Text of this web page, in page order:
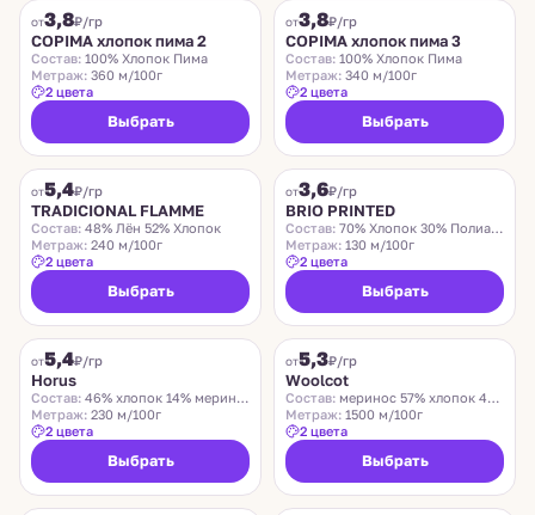
от3,8₽/гр
COPIMA хлопок пима 2
Состав: 100% Хлопок Пима
Метраж: 360 м/100г
2 цвета
Выбрать
от3,8₽/гр
COPIMA хлопок пима 3
Состав: 100% Хлопок Пима
Метраж: 340 м/100г
2 цвета
Выбрать
от5,4₽/гр
TRADICIONAL FLAMME
Состав: 48% Лён 52% Хлопок
Метраж: 240 м/100г
2 цвета
Выбрать
от3,6₽/гр
BRIO PRINTED
Состав: 70% Хлопок 30% Полиамид
Метраж: 130 м/100г
2 цвета
Выбрать
от5,4₽/гр
Horus
Состав: 46% хлопок 14% меринос 18 % альпака 22% па
Метраж: 230 м/100г
2 цвета
Выбрать
от5,3₽/гр
Woolcot
Состав: меринос 57% хлопок 43%
Метраж: 1500 м/100г
2 цвета
Выбрать